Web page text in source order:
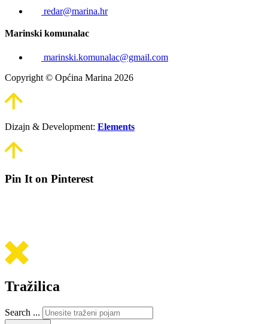
redar@marina.hr
Marinski komunalac
marinski.komunalac@gmail.com
Copyright © Općina Marina 2026
Dizajn & Development: Elements
Pin It on Pinterest
Tražilica
Search ...